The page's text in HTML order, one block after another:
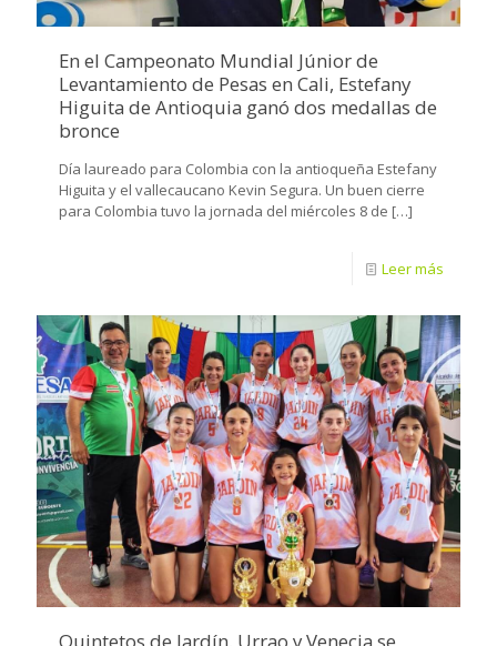
En el Campeonato Mundial Júnior de
Levantamiento de Pesas en Cali, Estefany
Higuita de Antioquia ganó dos medallas de
bronce
Día laureado para Colombia con la antioqueña Estefany
Higuita y el vallecaucano Kevin Segura. Un buen cierre
para Colombia tuvo la jornada del miércoles 8 de […]
Leer más
Quintetos de Jardín, Urrao y Venecia se